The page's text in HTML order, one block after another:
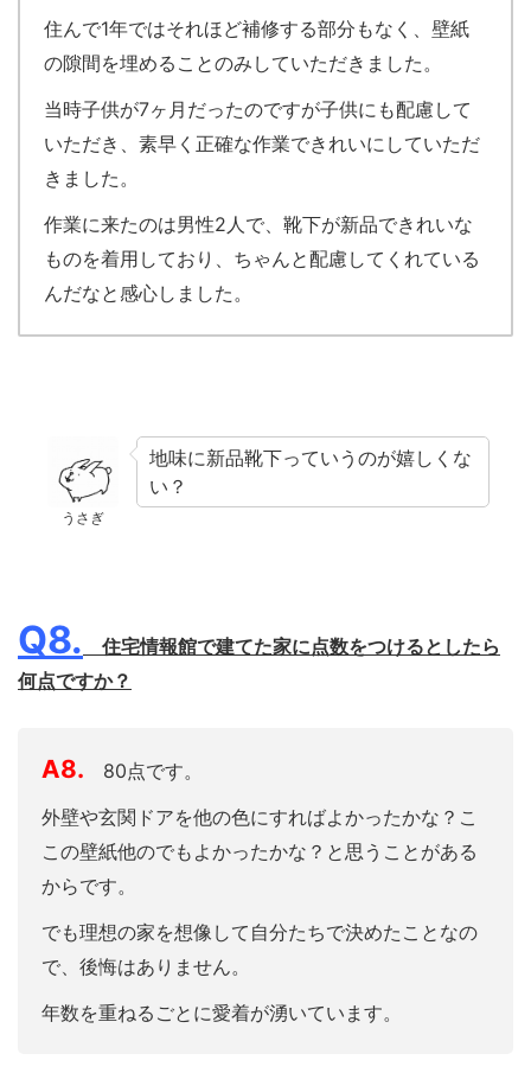
住んで1年ではそれほど補修する部分もなく、壁紙
の隙間を埋めることのみしていただきました。
当時子供が7ヶ月だったのですが子供にも配慮して
いただき、素早く正確な作業できれいにしていただ
きました。
作業に来たのは男性2人で、靴下が新品できれいな
ものを着用しており、ちゃんと配慮してくれている
んだなと感心しました。
うさぎ
地味に新品靴下っていうのが嬉しくな
い？
Q8.
住宅情報館で建てた家に点数をつけるとしたら
何点ですか？
A8. 80点です。
外壁や玄関ドアを他の色にすればよかったかな？こ
この壁紙他のでもよかったかな？と思うことがある
からです。
でも理想の家を想像して自分たちで決めたことなの
で、後悔はありません。
年数を重ねるごとに愛着が湧いています。